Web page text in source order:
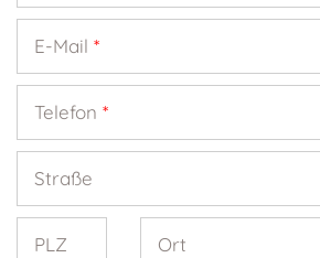
E-Mail *
Telefon *
Straße
PLZ Ort